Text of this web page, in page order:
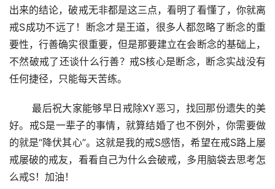
出来的结论，破戒无非都是这三点，看明了看懂了，你就离
戒S成功不远了！断念才是王道，很多人都忽略了断念的重
要性，行善确实很重要，但是那要建立在会断念的基础上，
不然破戒了还谈什么行善？戒S核心是断念，断念实战没有
任何捷径，只能每天苦练。
最后祝大家能够早日戒除XY恶习，找回那份遗失的美
好。戒S是一辈子的事情，就算结婚了也不例外，你需要做
的就是“降伏其心”。这就是我的戒S感悟，希望在戒S路上屡
戒屡破的戒友，看看自己为什么会破戒，多用脑袋去思考怎
么戒S！加油！